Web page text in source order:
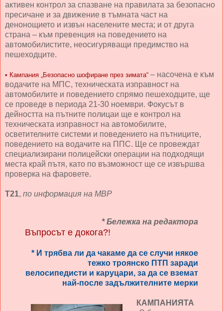
активен контрол за спазване на правилата за безопасно
пресичане и за движение в тъмната част на
денонощието и извън населените места; и от друга
страна – към превенция на поведението на
автомобилистите, неосигуряващи предимство на
пешеходците.
• Кампания „Безопасно шофиране през зимата“ – насочена е към
водачите на МПС, техническата изправност на
автомобилите и поведението спрямо пешеходците, ще
се проведе в периода 21-30 ноември. Фокусът в
дейността на пътните полицаи ще е контрол на
техническата изправност на автомобилите,
осветителните системи и поведението на пътниците,
поведението на водачите на ППС. Ще се провеждат
специализирани полицейски операции на подходящи
места край пътя, като по възможност ще се извършва
проверка на фаровете.
Т21, по информация на МВР
* Бележка на редактора
Въпросът е докога?!
* И трябва ли да чакаме да се случи някое
тежко троянско ПТП заради
велосипедисти и каруцари, за да се вземат
най-после задължителните мерки
КАМПАНИЯТА